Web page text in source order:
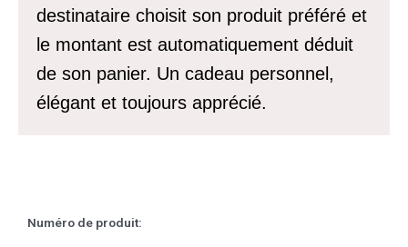
destinataire choisit son produit préféré et
le montant est automatiquement déduit
de son panier. Un cadeau personnel,
élégant et toujours apprécié.
Numéro de produit: